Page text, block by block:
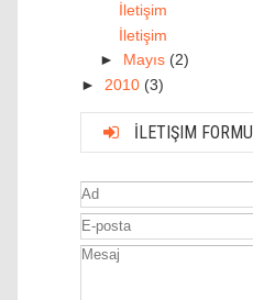
İletişim
İletişim
► Mayıs (2)
► 2010 (3)
İLETIŞIM FORMU